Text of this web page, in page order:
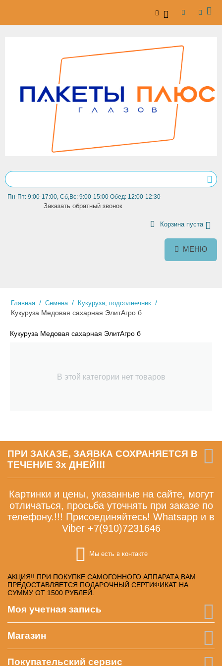
Пн-Пт: 9:00-17:00, Сб,Вс: 9:00-15:00 Обед: 12:00-12:30
Заказать обратный звонок
Корзина пуста
МЕНЮ
Главная / Семена / Кукуруза, подсолнечник /
Кукуруза Медовая сахарная ЭлитАгро б
Кукуруза Медовая сахарная ЭлитАгро б
В этой категории нет товаров
ПРИ ЗАКАЗЕ, ЗАЯВКА СОХРАНЯЕТСЯ В
ТЕЧЕНИЕ 3х ДНЕЙ!!!
Картинки и цены, указанные на сайте, могут
отличаться, просьба уточнять при заказе по
телефону.!!! Присоединяйтесь! Whatsapp и в
Viber +7(910)7231646
Мы есть в контакте
АКЦИЯ!! ПРИ ПОКУПКЕ САМОГОННОГО АППАРАТА,ВАМ
ПРЕДОСТАВЛЯЕТСЯ ПОДАРОЧНЫЙ СЕРТИФИКАТ НА
СУММУ ОТ 1500 РУБЛЕЙ.
Моя учетная запись
Магазин
Покупательский сервис